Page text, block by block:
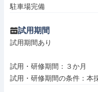
駐車場完備
試用期間
試用期間あり
試用・研修期間：３か月